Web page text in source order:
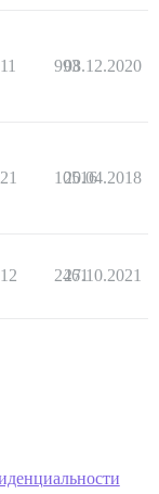
11 993
08.12.2020
21 10516
20.04.2018
12 2461
27.10.2021